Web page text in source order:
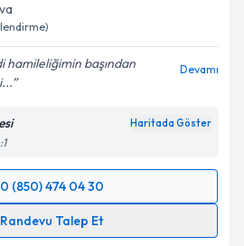
hamileliğimin başından
Devamı
Haritada Göster
0 (850) 474 04 30
Randevu Talep Et
Talebi